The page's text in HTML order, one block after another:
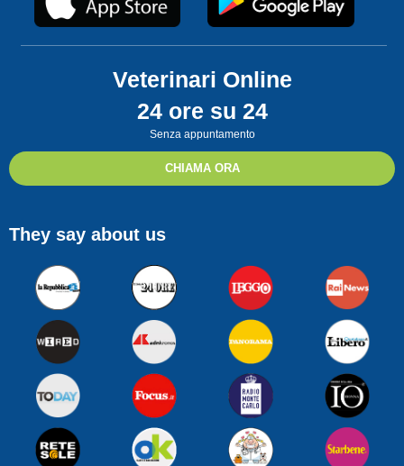
Veterinari Online
24 ore su 24
Senza appuntamento
CHIAMA ORA
They say about us